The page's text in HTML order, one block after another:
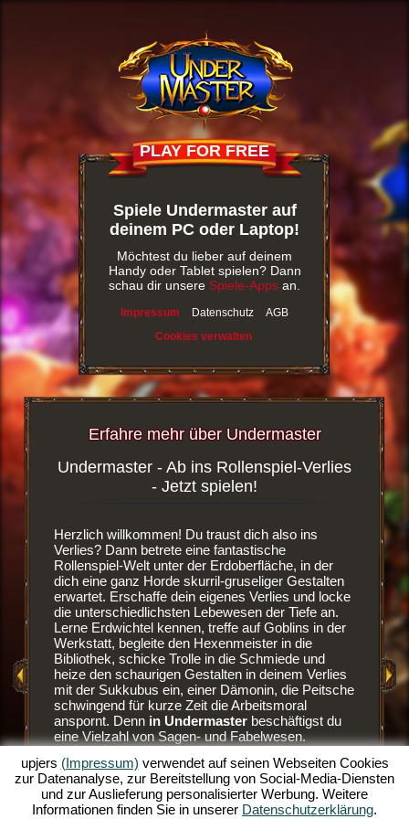
PLAY FOR FREE
Spiele Undermaster auf
deinem PC oder Laptop!
Möchtest du lieber auf deinem
Handy oder Tablet spielen? Dann
schau dir unsere Spiele-Apps an.
Impressum Datenschutz
AGB
Cookies verwalten
Erfahre mehr über Undermaster
du
Undermaster - Ab ins Rollenspiel-Verlies
- Jetzt spielen!
Herzlich willkommen! Du traust dich also ins
Verlies? Dann betrete eine fantastische
Rollenspiel-Welt unter der Erdoberfläche, in der
dich eine ganz Horde skurril-gruseliger Gestalten
erwartet. Erschaffe dein eigenes Verlies und locke
die unterschiedlichsten Lebewesen der Tiefe an.
Lerne Erdwichtel kennen, treffe auf Goblins in der
Werkstatt, begleite den Hexenmeister in die
Bibliothek, schicke Trolle in die Schmiede und
heize den schaurigen Gestalten in deinem Verlies
mit der Sukkubus ein, einer Dämonin, die Peitsche
schwingend für kurze Zeit die Arbeitsmoral
anspornt. Denn in Undermasterbeschäftigst du
eine Vielzahl von Sagen- und Fabelwesen.
und baue es über mehrere Ebenen aus.
Schmücke es mit tollen Items, baue die Räume
aus und illuminiere die düstere Szenerie mit bunten
Fackeln. Erlebe die Spieltiefen dieses
Es ist
den
dein
der
neue
Sobald
aber
und
es
lässt.
Monster
upjers (Impressum) verwendet auf seinen Webseiten Cookies
zur Datenanalyse, zur Bereitstellung von Social-Media-Diensten
und zur Auslieferung personalisierter Werbung. Weitere
Informationen finden Sie in unserer Datenschutzerklärung.